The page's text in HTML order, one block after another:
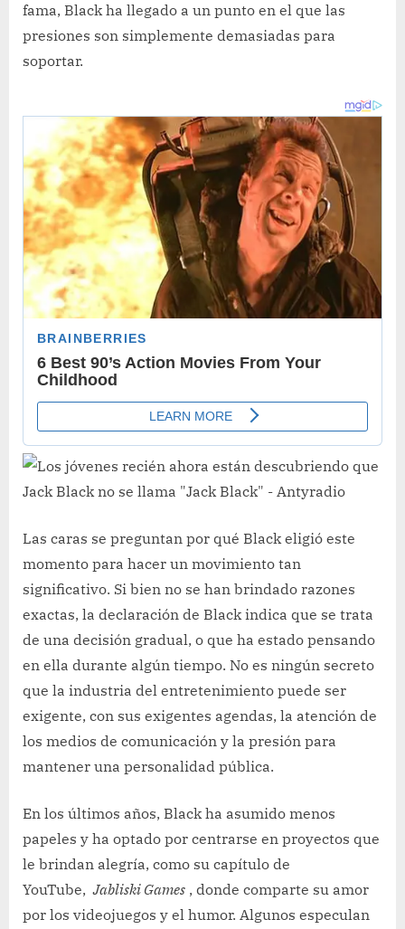
fama, Black ha llegado a un punto en el que las
presiones son simplemente demasiadas para
soportar.
Las caras se preguntan por qué Black eligió este
momento para hacer un movimiento tan
significativo. Si bien no se han brindado razones
exactas, la declaración de Black indica que se trata
de una decisión gradual, o que ha estado pensando
en ella durante algún tiempo. No es ningún secreto
que la industria del entretenimiento puede ser
exigente, con sus exigentes agendas, la atención de
los medios de comunicación y la presión para
mantener una personalidad pública.
En los últimos años, Black ha asumido menos
papeles y ha optado por centrarse en proyectos que
le brindan alegría, como su capítulo de
YouTube,Jabliski Games , donde comparte su amor
por los videojuegos y el humor. Algunos especulan